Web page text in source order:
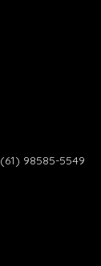
(61) 98585-5549